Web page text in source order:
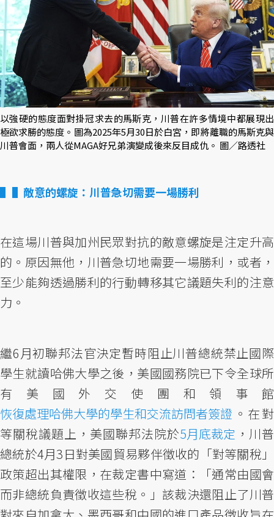
以強硬的態度面對掛冠求去的馬斯克，川普在許多情境中都展現出
極欲求勝的態度。圖為2025年5月30日於白宮，即將離職的馬斯克與
川普會面，兩人從MAGA好兄弟演變成後來反目成仇。 圖／路透社
▌敵意的螺旋：川普急切需要一場勝利
在這場川普與加州民眾對抗的敵意螺旋是注定升高
的。原因無他，川普急切地需要一場勝利，或者，
至少能夠透過勝利的行動轉移其它議題失利的注意
力。
繼6月初聯邦法官決定暫時阻止川普總統禁止國際
學生就讀哈佛大學之後，美國國務院已下令全球所
有美國外交使團和領事館
恢復處理哈佛大學的學生和交流訪問者簽證 。在對
等關稅議題上，美國聯邦法院於5月底裁定 ，川普
總統於4月3日對美國貿易夥伴徵收的「對等關稅」
政策超出其權限，在裁定書中寫道：「通常由國會
而非總統負責徵收這些稅。」該裁決還阻止了川普